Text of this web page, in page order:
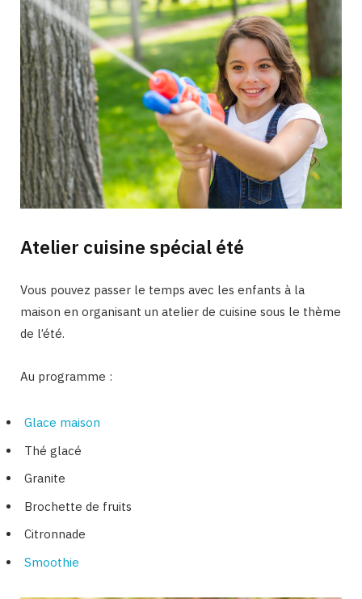
Atelier cuisine spécial été
Vous pouvez passer le temps avec les enfants à la
maison en organisant un atelier de cuisine sous le thème
de l’été.
Au programme :
Glace maison
Thé glacé
Granite
Brochette de fruits
Citronnade
Smoothie